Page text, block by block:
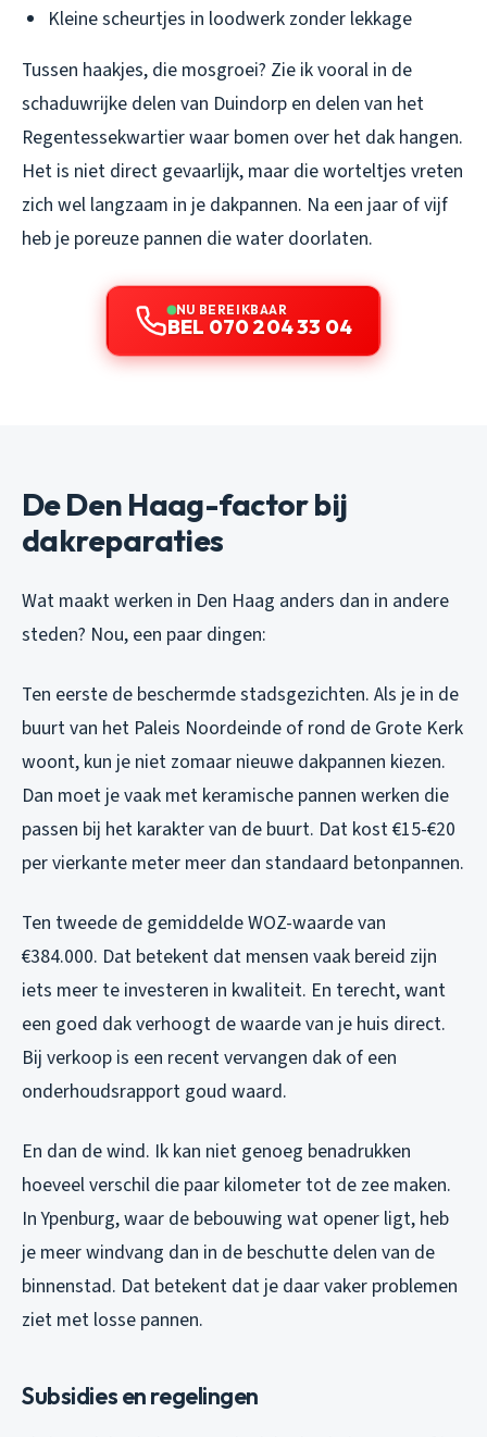
Kleine scheurtjes in loodwerk zonder lekkage
Tussen haakjes, die mosgroei? Zie ik vooral in de
schaduwrijke delen van Duindorp en delen van het
Regentessekwartier waar bomen over het dak hangen.
Het is niet direct gevaarlijk, maar die worteltjes vreten
zich wel langzaam in je dakpannen. Na een jaar of vijf
heb je poreuze pannen die water doorlaten.
NU BEREIKBAAR
BEL 070 204 33 04
De Den Haag-factor bij
dakreparaties
Wat maakt werken in Den Haag anders dan in andere
steden? Nou, een paar dingen:
Ten eerste de beschermde stadsgezichten. Als je in de
buurt van het Paleis Noordeinde of rond de Grote Kerk
woont, kun je niet zomaar nieuwe dakpannen kiezen.
Dan moet je vaak met keramische pannen werken die
passen bij het karakter van de buurt. Dat kost €15-€20
per vierkante meter meer dan standaard betonpannen.
Ten tweede de gemiddelde WOZ-waarde van
€384.000. Dat betekent dat mensen vaak bereid zijn
iets meer te investeren in kwaliteit. En terecht, want
een goed dak verhoogt de waarde van je huis direct.
Bij verkoop is een recent vervangen dak of een
onderhoudsrapport goud waard.
En dan de wind. Ik kan niet genoeg benadrukken
hoeveel verschil die paar kilometer tot de zee maken.
In Ypenburg, waar de bebouwing wat opener ligt, heb
je meer windvang dan in de beschutte delen van de
binnenstad. Dat betekent dat je daar vaker problemen
ziet met losse pannen.
Subsidies en regelingen